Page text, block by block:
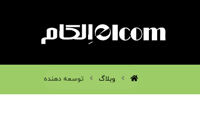
وبلاگ توسعه دهنده